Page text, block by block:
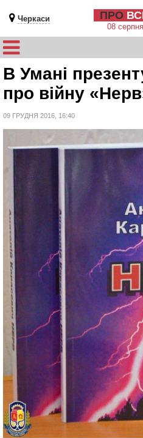
Черкаси ПРО
08
В Умані
про війну
09 ГРУДНЯ 2016, 16:40